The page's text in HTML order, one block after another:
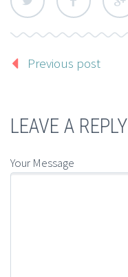
Previous post
LEAVE A REPLY
Your Message